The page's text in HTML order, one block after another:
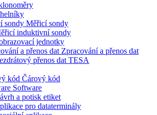
Měřicí sondy
induktivní sondy
jednotky
Zpracování a přenos dat
přenos dat TESA
Čárový kód
Software
a potisk etiket
pro dataterminály